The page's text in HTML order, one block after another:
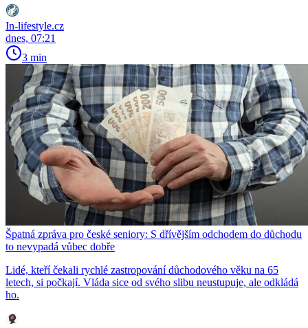
In-lifestyle.cz
dnes, 07:21
3 min
Špatná zpráva pro české seniory: S dřívějším odchodem do důchodu
to nevypadá vůbec dobře
Lidé, kteří čekali rychlé zastropování důchodového věku na 65
letech, si počkají. Vláda sice od svého slibu neustupuje, ale odkládá
ho.